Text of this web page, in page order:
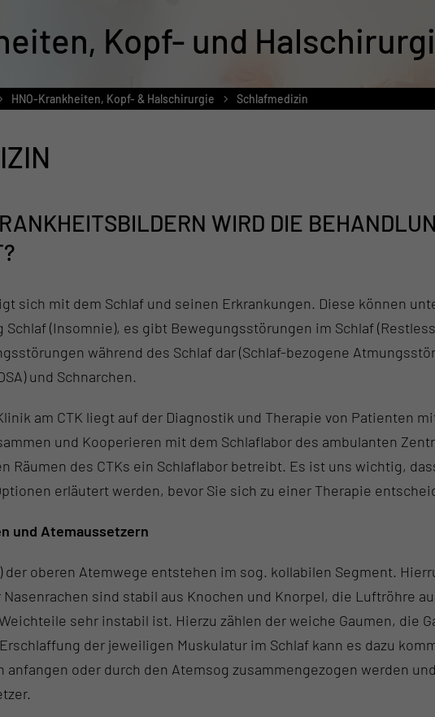
Kopf- und
HNO-Krankheiten, Kopf- & Halschirurgie Schlafmedizin
WIRD DIE
sich mit dem Schlaf und seinen Erkrankungen. Diese können
Schlaf (Insomnie), es gibt Bewegungsstörungen im Schlaf
während des Schlaf dar (Schlaf-bezogene
und Schnarchen.
am CTK liegt auf der Diagnostik und Therapie von Patienten
und Kooperieren mit dem Schlaflabor des ambulanten
Räumen des CTKs ein Schlaflabor betreibt. Es ist uns wichtig,
erläutert werden, bevor Sie sich zu einer Therapie
und Atemaussetzern
der oberen Atemwege entstehen im sog. kollabilen Segment.
sind stabil aus Knochen und Knorpel, die Luftröhre
sehr instabil ist. Hierzu zählen der weiche Gaumen, die
der jeweiligen Muskulatur im Schlaf kann es dazu
oder durch den Atemsog zusammengezogen werden